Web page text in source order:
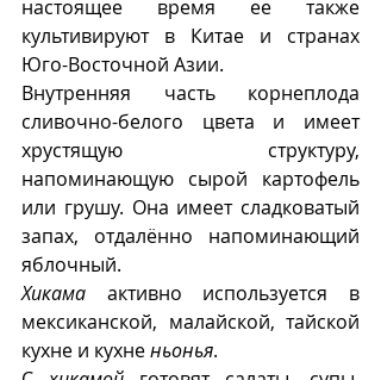
настоящее время ее также
культивируют в Китае и странах
Юго-Восточной Азии.
Внутренняя часть корнеплода
сливочно-белого цвета и имеет
хрустящую структуру,
напоминающую сырой картофель
или грушу. Она имеет сладковатый
запах, отдалённо напоминающий
яблочный.
Хикама активно используется в
мексиканской, малайской, тайской
кухне и кухне ньонья.